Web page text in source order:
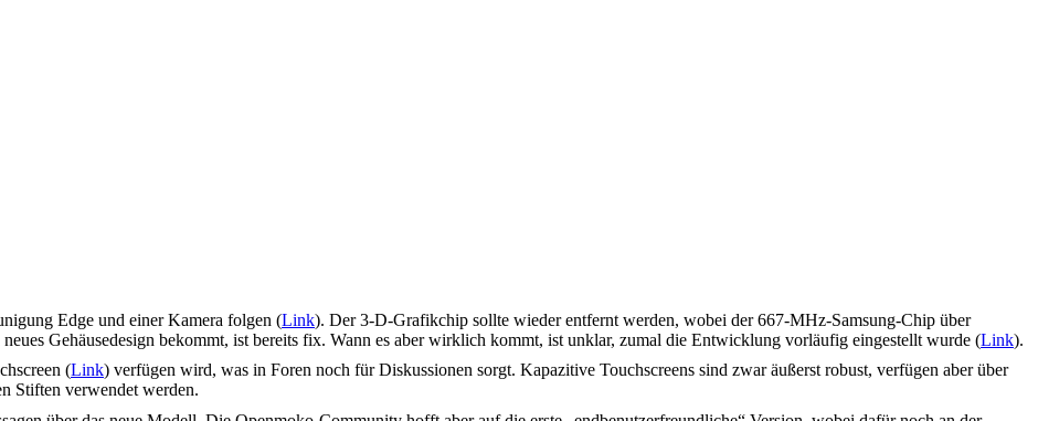
Edge und einer Kamera folgen (Link). Der 3-D-Grafikchip sollte wieder entfernt werden, wobei der 667-MHz-Samsung-Chip über
Gehäusedesign bekommt, ist bereits fix. Wann es aber wirklich kommt, ist unklar, zumal die Entwicklung vorläufig eingestellt wurde (Link).
(Link) verfügen wird, was in Foren noch für Diskussionen sorgt. Kapazitive Touchscreens sind zwar äußerst robust, verfügen aber über
Stiften verwendet werden.